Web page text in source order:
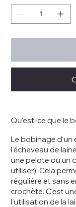
Qu'est-ce que le
Le bobinage d'un
l'écheveau de
une pelote ou un
utiliser). Cela
régulière et sans
crochète. C'est
l'utilisation de la